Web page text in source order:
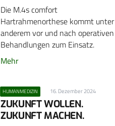
Die M.4s comfort
Hartrahmenorthese kommt unter
anderem vor und nach operativen
Behandlungen zum Einsatz.
Mehr
HUMANMEDIZIN 16. Dezember 2024
ZUKUNFT WOLLEN.
ZUKUNFT MACHEN.